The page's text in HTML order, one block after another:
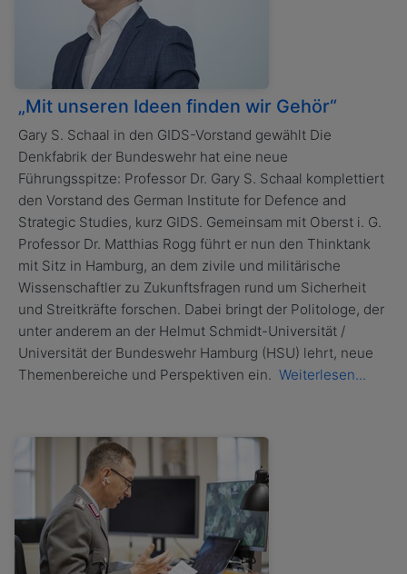
„Mit unseren Ideen finden wir Gehör“
Gary S. Schaal in den GIDS-Vorstand gewählt Die
Denkfabrik der Bundeswehr hat eine neue
Führungsspitze: Professor Dr. Gary S. Schaal komplettiert
den Vorstand des German Institute for Defence and
Strategic Studies, kurz GIDS. Gemeinsam mit Oberst i. G.
Professor Dr. Matthias Rogg führt er nun den Thinktank
mit Sitz in Hamburg, an dem zivile und militärische
Wissenschaftler zu Zukunftsfragen rund um Sicherheit
und Streitkräfte forschen. Dabei bringt der Politologe, der
unter anderem an der Helmut Schmidt-Universität /
Universität der Bundeswehr Hamburg (HSU) lehrt, neue
Themenbereiche und Perspektiven ein. Weiterlesen...